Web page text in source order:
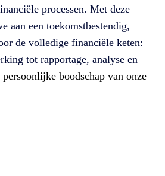
processen. Met deze
aan een toekomstbestendig,
de volledige financiële keten:
tot rapportage, analyse en
boodschap van onze